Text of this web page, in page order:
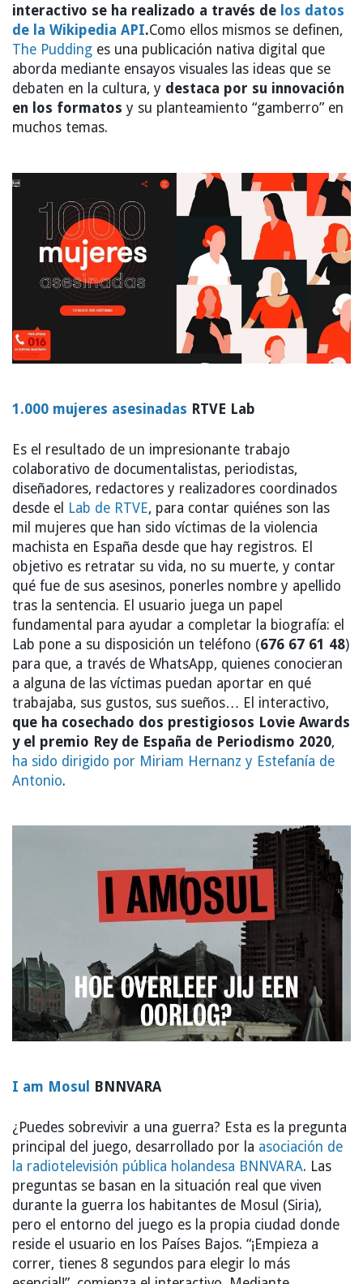
interactivo se ha realizado a través de los datos
de la Wikipedia API.Como ellos mismos se definen,
The Pudding es una publicación nativa digital que
aborda mediante ensayos visuales las ideas que se
debaten en la cultura, y destaca por su innovación
en los formatos y su planteamiento “gamberro” en
muchos temas.
1.000 mujeres asesinadas RTVE Lab
Es el resultado de un impresionante trabajo
colaborativo de documentalistas, periodistas,
diseñadores, redactores y realizadores coordinados
desde el Lab de RTVE, para contar quiénes son las
mil mujeres que han sido víctimas de la violencia
machista en España desde que hay registros. El
objetivo es retratar su vida, no su muerte, y contar
qué fue de sus asesinos, ponerles nombre y apellido
tras la sentencia. El usuario juega un papel
fundamental para ayudar a completar la biografía: el
Lab pone a su disposición un teléfono (676 67 61 48)
para que, a través de WhatsApp, quienes conocieran
a alguna de las víctimas puedan aportar en qué
trabajaba, sus gustos, sus sueños… El interactivo,
que ha cosechado dos prestigiosos Lovie Awards
y el premio Rey de España de Periodismo 2020,
ha sido dirigido por Miriam Hernanz y Estefanía de
Antonio.
I am Mosul BNNVARA
¿Puedes sobrevivir a una guerra? Esta es la pregunta
principal del juego, desarrollado por la asociación de
la radiotelevisión pública holandesa BNNVARA. Las
preguntas se basan en la situación real que viven
durante la guerra los habitantes de Mosul (Siria),
pero el entorno del juego es la propia ciudad donde
reside el usuario en los Países Bajos. “¡Empieza a
correr, tienes 8 segundos para elegir lo más